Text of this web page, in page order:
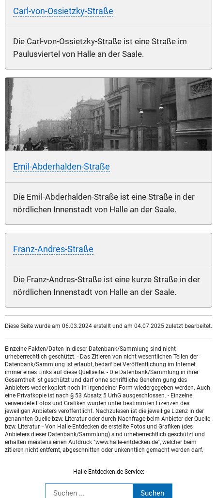
Carl-von-Ossietzky-Straße
Die Carl-von-Ossietzky-Straße ist eine Straße im
Paulusviertel von Halle an der Saale.
Emil-Abderhalden-Straße
Die Emil-Abderhalden-Straße ist eine Straße in der
nördlichen Innenstadt von Halle an der Saale.
Franz-Andres-Straße
Die Franz-Andres-Straße ist eine kurze Straße in der
nördlichen Innenstadt von Halle an der Saale.
Diese Seite wurde am 06.03.2024 erstellt und am 04.07.2025 zuletzt bearbeitet.
Einzelne Fakten/Daten in dieser Datenbank/Sammlung sind nicht
urheberrechtlich geschützt. - Das Zitieren von nicht wesentlichen Teilen der
Datenbank/Sammlung ist erlaubt, bedarf bei Veröffentlichung im Internet
immer eines Links auf diese Quellseite. - Die Datenbank/Sammlung in ihrer
Gesamtheit ist geschützt und darf ohne schriftliche Genehmigung des
Anbieters weder kopiert noch in irgendeiner Form wiedergegeben werden. Auch
eine Privatkopie ist nach § 53 Absatz 5 UrhG ausgeschlossen. - Einzelne
verwendete Fotos und Grafiken wurden unter bestimmten Lizenzen des
jeweiligen Anbieters veröffentlicht. Nachzulesen ist die jeweilige Lizenz in der
genannten Quelle bzw. Literatur oder durch Nachfrage beim Anbieter der Quelle
bzw. Literatur. - Von Halle-Entdecken.de erstellte Fotos und Grafiken (des
Anbieters dieser Datenbank/Sammlung) sind urheberrechtlich geschützt und
erhalten meistens einen Aufdruck "www.halle-entdecken.de", welcher beim
zitieren nicht entfernt, abgeschnitten oder unkenntlich gemacht werden darf.
Halle-Entdecken.de Service: